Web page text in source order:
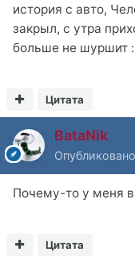
история с авто,
закрыл, с утра
больше не шуршит
Цитата
BataNik
Опубликовано
Почему-то у меня
Цитата